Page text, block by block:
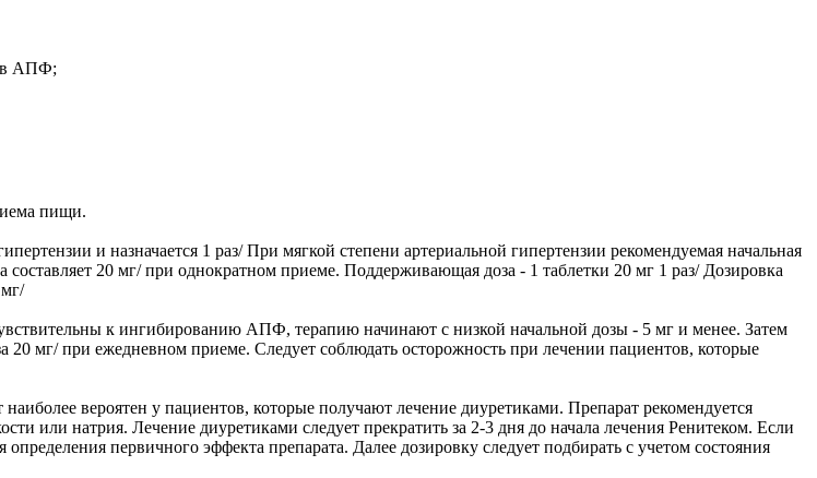
АПФ;
пищи.
и назначается 1 раз/ При мягкой степени артериальной гипертензии рекомендуемая начальная
составляет 20 мг/ при однократном приеме. Поддерживающая доза - 1 таблетки 20 мг 1 раз/ Дозировка
к ингибированию АПФ, терапию начинают с низкой начальной дозы - 5 мг и менее. Затем
20 мг/ при ежедневном приеме. Следует соблюдать осторожность при лечении пациентов, которые
вероятен у пациентов, которые получают лечение диуретиками. Препарат рекомендуется
или натрия. Лечение диуретиками следует прекратить за 2-3 дня до начала лечения Ренитеком. Если
первичного эффекта препарата. Далее дозировку следует подбирать с учетом состояния